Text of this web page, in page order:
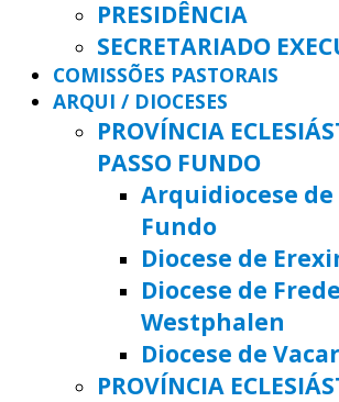
PRESIDÊNCIA
SECRETARIADO
COMISSÕES PASTORAIS
ARQUI / DIOCESES
PROVÍNCIA
PASSO FUNDO
Arquidiocese de
Fundo
Diocese de
Diocese de
Westphalen
Diocese de
PROVÍNCIA